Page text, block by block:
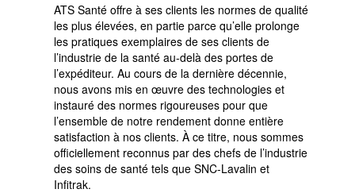
ATS Santé offre à ses clients les normes de qualité
les plus élevées, en partie parce qu’elle prolonge
les pratiques exemplaires de ses clients de
l’industrie de la santé au-delà des portes de
l’expéditeur. Au cours de la dernière décennie,
nous avons mis en œuvre des technologies et
instauré des normes rigoureuses pour que
l’ensemble de notre rendement donne entière
satisfaction à nos clients. À ce titre, nous sommes
officiellement reconnus par des chefs de l’industrie
des soins de santé tels que SNC-Lavalin et
Infitrak.